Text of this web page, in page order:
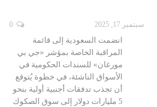
سبتمبر 17, 2025
انضمت السعودية إلى قائمة
المراقبة الخاصة بمؤشر «جي بي
مورغان» للسندات الحكومية في
الأسواق الناشئة، في خطوة يُتوقع
أن تجذب تدفقات أجنبية أولية بنحو
5 مليارات دولار إلى سوق الصكوك